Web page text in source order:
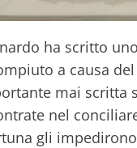
ha scritto
a causa
mai scritta
nel
gli